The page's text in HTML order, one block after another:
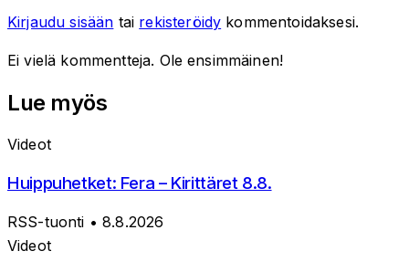
Kirjaudu sisään tai rekisteröidy kommentoidaksesi.
Ei vielä kommentteja. Ole ensimmäinen!
Lue myös
Videot
Huippuhetket: Fera – Kirittäret 8.8.
RSS-tuonti • 8.8.2026
Videot